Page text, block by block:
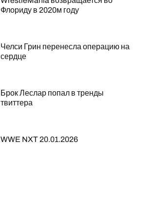
Флориду в 2020м году
Челси Грин перенесла операцию на
сердце
Брок Леслар попал в тренды
твиттера
WWE NXT 20.01.2026